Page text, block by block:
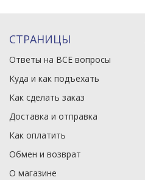
СТРАНИЦЫ
Ответы на ВСЕ вопросы
Куда и как подъехать
Как сделать заказ
Доставка и отправка
Как оплатить
Обмен и возврат
О магазине